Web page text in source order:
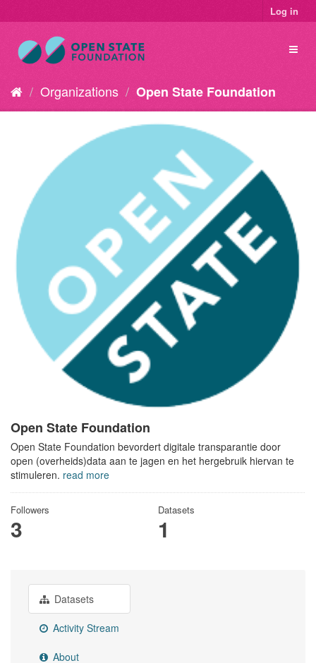
Log in
Organizations Open State Foundation
Open State Foundation
Open State Foundation bevordert digitale transparantie door
open (overheids)data aan te jagen en het hergebruik hiervan te
stimuleren. read more
Followers
3
Datasets
1
Datasets
Activity Stream
About